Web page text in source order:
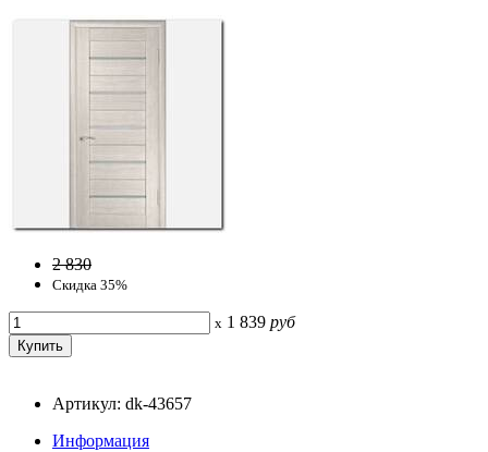
2 830
Скидка 35%
x 1 839 руб
Артикул: dk-43657
Информация